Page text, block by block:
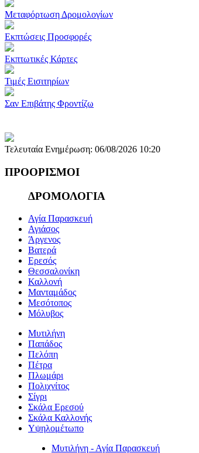
Μεταφόρτωση Δρομολογίων
Εκπτώσεις Προσφορές
Εκπτωτικές Κάρτες
Τιμές Εισιτηρίων
Σαν Επιβάτης Φροντίζω
Τελευταία Ενημέρωση: 06/08/2026 10:20
ΠΡΟΟΡΙΣΜΟΙ
ΔΡΟΜΟΛΟΓΙΑ
Αγία Παρασκευή
Αγιάσος
Άργενος
Βατερά
Ερεσός
Θεσσαλονίκη
Καλλονή
Μανταμάδος
Μεσότοπος
Μόλυβος
Μυτιλήνη
Παπάδος
Πελόπη
Πέτρα
Πλωμάρι
Πολιχνίτος
Σίγρι
Σκάλα Ερεσού
Σκάλα Καλλονής
Υψηλομέτωπο
Μυτιλήνη - Αγία Παρασκευή